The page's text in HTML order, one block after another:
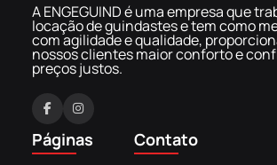
A ENGEGUIND é uma empresa que
locação de guindastes e tem como
com agilidade e qualidade,
nossos clientes maior conforto e
preços justos.
F
a
c
I
n
Páginas Contato